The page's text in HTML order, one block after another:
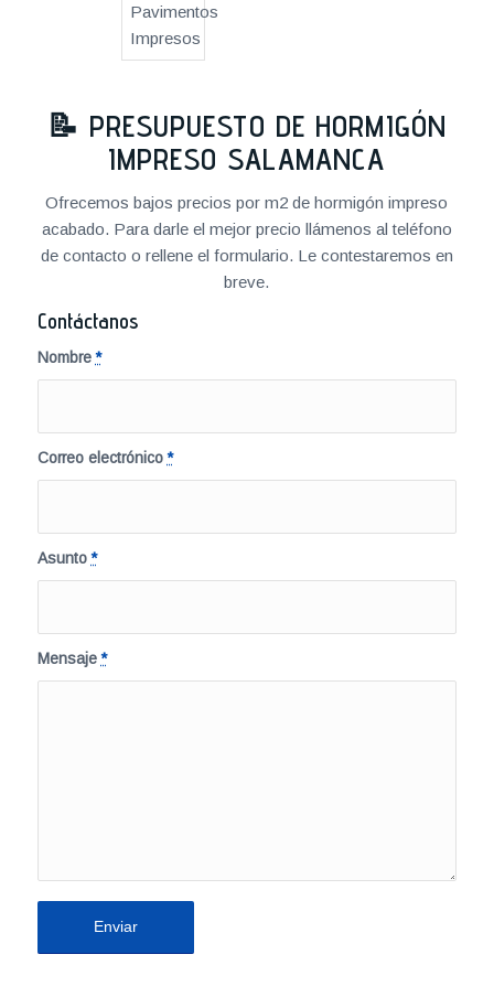
📝 PRESUPUESTO DE HORMIGÓN
IMPRESO SALAMANCA
Ofrecemos bajos precios por m2 de hormigón impreso
acabado. Para darle el mejor precio llámenos al teléfono
de contacto o rellene el formulario. Le contestaremos en
breve.
Contáctanos
Nombre*
Correo electrónico*
Asunto*
Mensaje*